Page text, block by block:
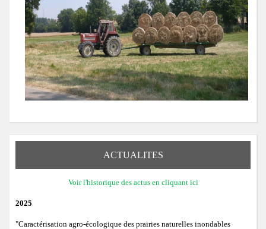
ACTUALITES
Voir l'historique des actus en cliquant ici
2025
"Caractérisation agro-écologique des prairies naturelles inondables